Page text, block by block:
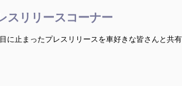
リリースコーナー
に止まったプレスリリースを車好きな皆さんと共有